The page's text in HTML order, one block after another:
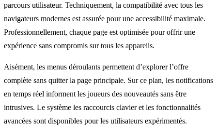
parcours utilisateur. Techniquement, la compatibilité avec tous les
navigateurs modernes est assurée pour une accessibilité maximale.
Professionnellement, chaque page est optimisée pour offrir une
expérience sans compromis sur tous les appareils.
Aisément, les menus déroulants permettent d’explorer l’offre
complète sans quitter la page principale. Sur ce plan, les notifications
en temps réel informent les joueurs des nouveautés sans être
intrusives. Le système les raccourcis clavier et les fonctionnalités
avancées sont disponibles pour les utilisateurs expérimentés.